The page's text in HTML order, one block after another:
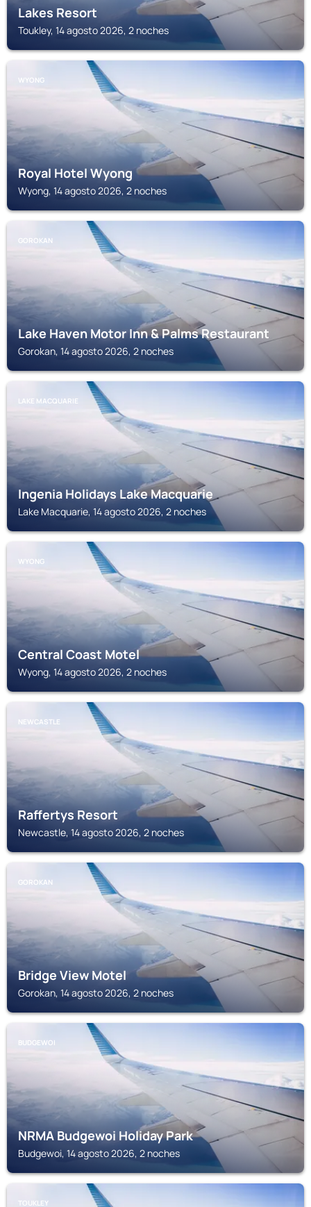
Lakes Resort
Toukley, 14 agosto 2026, 2 noches
WYONG
Royal Hotel Wyong
Wyong, 14 agosto 2026, 2 noches
GOROKAN
Lake Haven Motor Inn & Palms Restaurant
Gorokan, 14 agosto 2026, 2 noches
LAKE MACQUARIE
Ingenia Holidays Lake Macquarie
Lake Macquarie, 14 agosto 2026, 2 noches
WYONG
Central Coast Motel
Wyong, 14 agosto 2026, 2 noches
NEWCASTLE
Raffertys Resort
Newcastle, 14 agosto 2026, 2 noches
GOROKAN
Bridge View Motel
Gorokan, 14 agosto 2026, 2 noches
BUDGEWOI
NRMA Budgewoi Holiday Park
Budgewoi, 14 agosto 2026, 2 noches
TOUKLEY